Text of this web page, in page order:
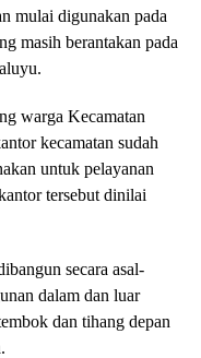
mulai digunakan pada
masih berantakan pada
warga Kecamatan
kecamatan sudah
untuk pelayanan
tersebut dinilai
secara asal-
dalam dan luar
dan tihang depan